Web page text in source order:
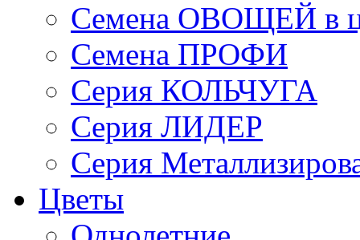
Семена ОВОЩЕЙ в
Семена ПРОФИ
Серия КОЛЬЧУГА
Серия ЛИДЕР
Серия
Цветы